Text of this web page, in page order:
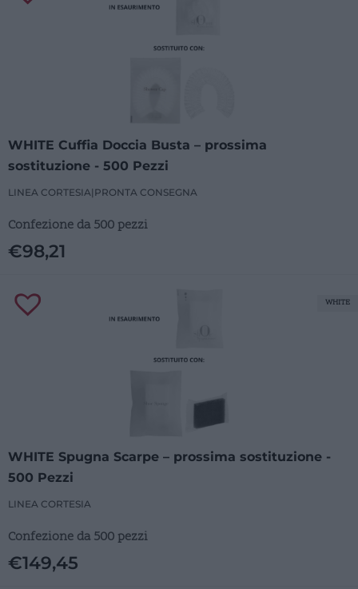
WHITE Cuffia Doccia Busta – prossima
sostituzione - 500 Pezzi
LINEA CORTESIA| PRONTA CONSEGNA
Confezione da 500 pezzi
€98,21
WHITE Spugna Scarpe – prossima sostituzione -
500 Pezzi
LINEA CORTESIA
Confezione da 500 pezzi
€149,45
WHITE